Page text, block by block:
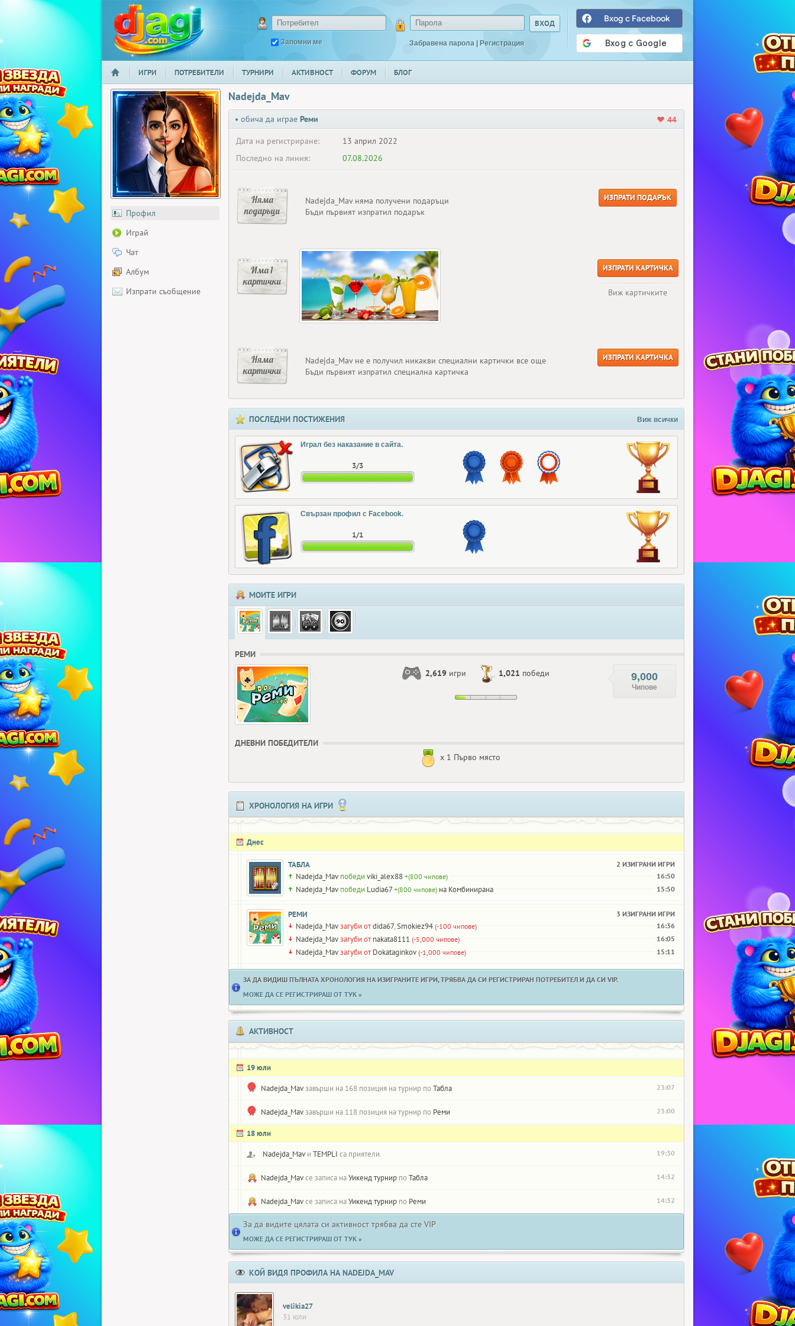
djagi.com
Запомни ме Забравена парола | Регистрация
Вход с Facebook
НАЧАЛО
ИГРИ ПОТРЕБИТЕЛИ ТУРНИРИ АКТИВНОСТ ФОРУМ БЛОГ
Профил
Играй
Чат
Албум
Изпрати съобщение
Nadejda_Mav
• обича да играе Реми
44
Дата на регистриране:
13 април 2022
Последно на линия:
07.08.2026
Няма
подаръци
Nadejda_Mav няма получени подаръци
Бъди първият изпратил подарък
ИЗПРАТИ ПОДАРЪК
Има 1
картички
ИЗПРАТИ КАРТИЧКА
Виж картичките
Няма
картички
Nadejda_Mav не е получил никакви специални картички все още
Бъди първият изпратил специална картичка
ИЗПРАТИ КАРТИЧКА
ПОСЛЕДНИ ПОСТИЖЕНИЯ Виж всички
Играл без наказание в сайта.
3/3
Свързан профил с Facebook.
1/1
МОИТЕ ИГРИ
РЕМИ
2,619 игри 1,021 победи 9,000
Чипове
ДНЕВНИ ПОБЕДИТЕЛИ
x 1 Първо място
ХРОНОЛОГИЯ НА ИГРИ
Днес
ТАБЛА 2 ИЗИГРАНИ ИГРИ
Nadejda_Mav победи viki_alex88 +(800 чипове) 16:50
Nadejda_Mav победи Ludia67 +(800 чипове) на Комбинирана 15:50
РЕМИ 3 ИЗИГРАНИ ИГРИ
Nadejda_Mavзагуби отdida67,Smokiez94 (-100 чипове) 16:36
Nadejda_Mavзагуби от nakata8111 (-5,000 чипове) 16:05
Nadejda_Mavзагуби от Dokataginkov (-1,000 чипове) 15:11
ЗА ДА ВИДИШ ПЪЛНАТА ХРОНОЛОГИЯ НА ИЗИГРАНИТЕ ИГРИ, ТРЯБВА ДА СИ РЕГИСТРИРАН ПОТРЕБИТЕЛ И ДА СИ VIP.
МОЖЕ ДА СЕ РЕГИСТРИРАШ ОТ ТУК »
АКТИВНОСТ
19 юли
Nadejda_Mavзавърши на 168 позиция на турнир поТабла 23:07
Nadejda_Mavзавърши на 118 позиция на турнир по Реми 23:00
18 юли
Nadejda_Mav и TEMPLI са приятели. 19:30
Nadejda_Mavсе записа наУикенд турнир поТабла 14:32
Nadejda_Mavсе записа наУикенд турнир по Реми 14:32
За да видите цялата си активност трябва да сте VIP
МОЖЕ ДА СЕ РЕГИСТРИРАШ ОТ ТУК »
КОЙ ВИДЯ ПРОФИЛА НА NADEJDA_MAV
velikia27
31 юли